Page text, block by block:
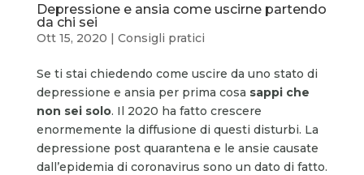
Depressione e ansia come uscirne partendo
da chi sei
Ott 15, 2020 | Consigli pratici
Se ti stai chiedendo come uscire da uno stato di
depressione e ansia per prima cosa sappi che
non sei solo. Il 2020 ha fatto crescere
enormemente la diffusione di questi disturbi. La
depressione post quarantena e le ansie causate
dall’epidemia di coronavirus sono un dato di fatto.